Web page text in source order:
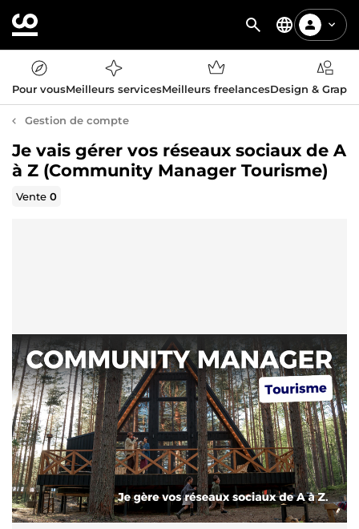
Pour vousMeilleurs servicesMeilleurs freelancesDesign &
Gestion de compte
Je vais gérer vos réseaux sociaux de A
à Z (Community Manager Tourisme)
Vente0